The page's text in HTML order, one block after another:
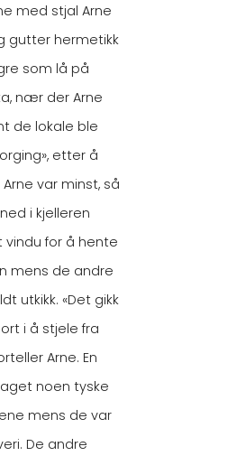
med stjal Arne
gutter hermetikk
som lå på
nær der Arne
de lokale ble
etter å
var minst, så
i kjelleren
vindu for å hente
mens de andre
utkikk. «Det gikk
i å stjele fra
Arne. En
noen tyske
mens de var
De andre